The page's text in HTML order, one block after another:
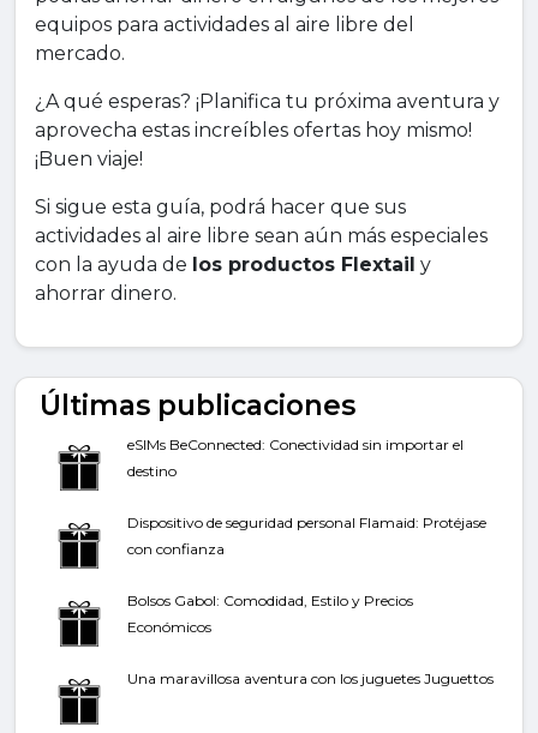
equipos para actividades al aire libre del
mercado.
¿A qué esperas? ¡Planifica tu próxima aventura y
aprovecha estas increíbles ofertas hoy mismo!
¡Buen viaje!
Si sigue esta guía, podrá hacer que sus
actividades al aire libre sean aún más especiales
con la ayuda de los productos Flextail y
ahorrar dinero.
Últimas publicaciones
eSIMs BeConnected: Conectividad sin importar el
destino
Dispositivo de seguridad personal Flamaid: Protéjase
con confianza
Bolsos Gabol: Comodidad, Estilo y Precios
Económicos
Una maravillosa aventura con los juguetes Juguettos